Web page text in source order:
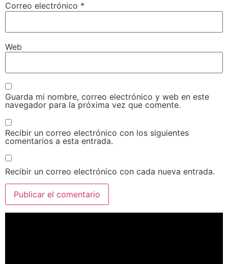
Correo electrónico *
Web
Guarda mi nombre, correo electrónico y web en este
navegador para la próxima vez que comente.
Recibir un correo electrónico con los siguientes
comentarios a esta entrada.
Recibir un correo electrónico con cada nueva entrada.